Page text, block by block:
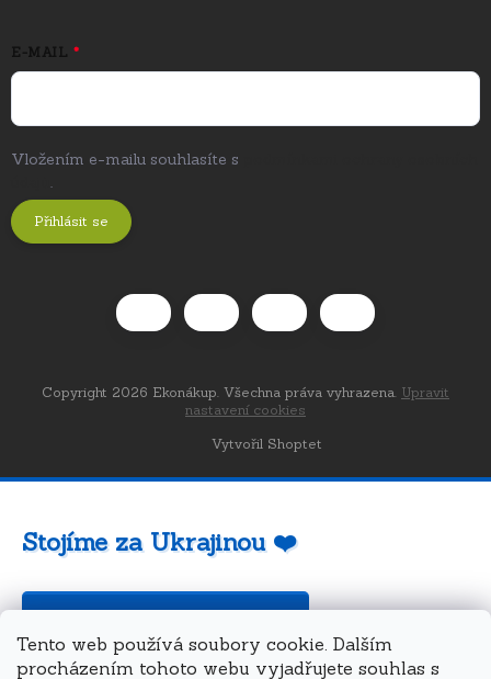
Tento web používá soubory cookie. Dalším
procházením tohoto webu vyjadřujete souhlas s
E-MAIL
Vložením e-mailu souhlasíte s
.
Přihlásit se
Vytvořil Shoptet
Copyright 2026 Ekonákup. Všechna práva vyhrazena. Upravit
nastavení cookies
Stojíme za Ukrajinou ❤️